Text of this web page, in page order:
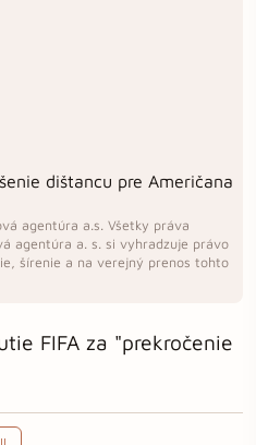
agentúra a.s. Všetky práva
agentúra a. s. si vyhradzuje právo
šírenie a na verejný prenos tohto
FIFA za "prekročenie